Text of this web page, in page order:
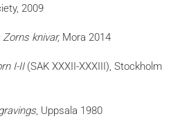
2009
knivar, Mora 2014
I-II(SAK XXXII-XXXIII), Stockholm
, Uppsala 1980